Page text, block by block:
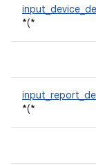
*(*
*(*